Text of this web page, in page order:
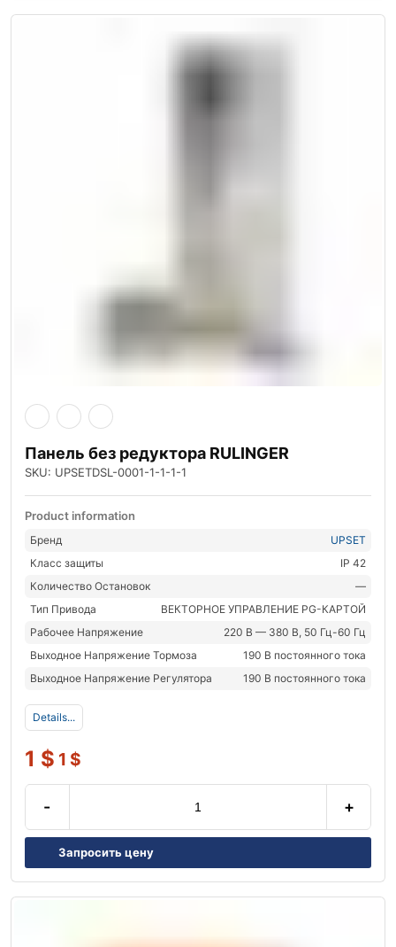
Панель без редуктора RULINGER
SKU: UPSETDSL-0001-1-1-1-1
Product information
Бренд
UPSET
Класс защиты
IP 42
Количество Остановок
—
Тип Привода
ВЕКТОРНОЕ УПРАВЛЕНИЕ PG-КАРТОЙ
Рабочее Напряжение
220 В — 380 В, 50 Гц-60 Гц
Выходное Напряжение Тормоза
190 В постоянного тока
Выходное Напряжение Регулятора
190 В постоянного тока
Details...
1 $ 1 $
- +
Запросить цену